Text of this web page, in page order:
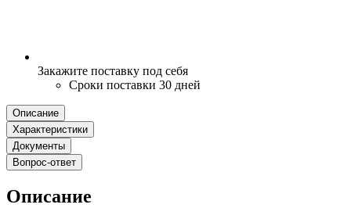
Закажите поставку под себя
Сроки поставки 30 дней
Описание
Характеристики
Документы
Вопрос-ответ
Описание